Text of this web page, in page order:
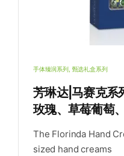
手体臻润系列 , 甄选礼盒系列
芳琳达|马赛克
玫瑰、草莓葡萄
The Florinda Hand
sized hand creams